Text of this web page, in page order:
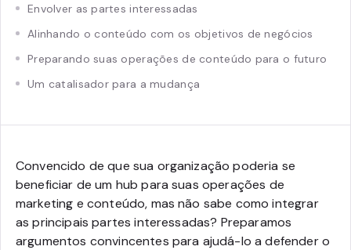
Envolver as partes interessadas
Alinhando o conteúdo com os objetivos de negócios
Preparando suas operações de conteúdo para o futuro
Um catalisador para a mudança
Convencido de que sua organização poderia se
beneficiar de um hub para suas operações de
marketing e conteúdo, mas não sabe como integrar
as principais partes interessadas? Preparamos
argumentos convincentes para ajudá-lo a defender o